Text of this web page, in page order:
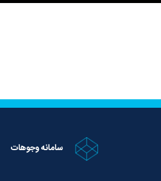
سامانه وجوهات